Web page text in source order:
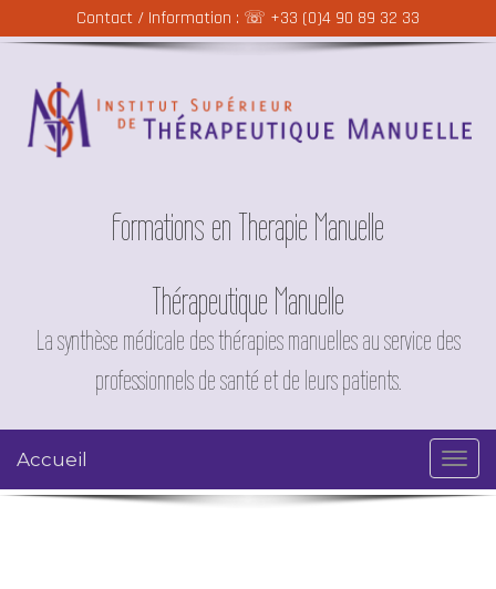
Contact / Information : ☏ +33 (0)4 90 89 32 33
Formations en Therapie Manuelle
Thérapeutique Manuelle
La synthèse médicale des thérapies manuelles au service des
professionnels de santé et de leurs patients.
Accueil